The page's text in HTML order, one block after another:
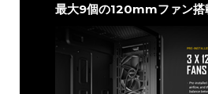
最大9個の120mmファン搭